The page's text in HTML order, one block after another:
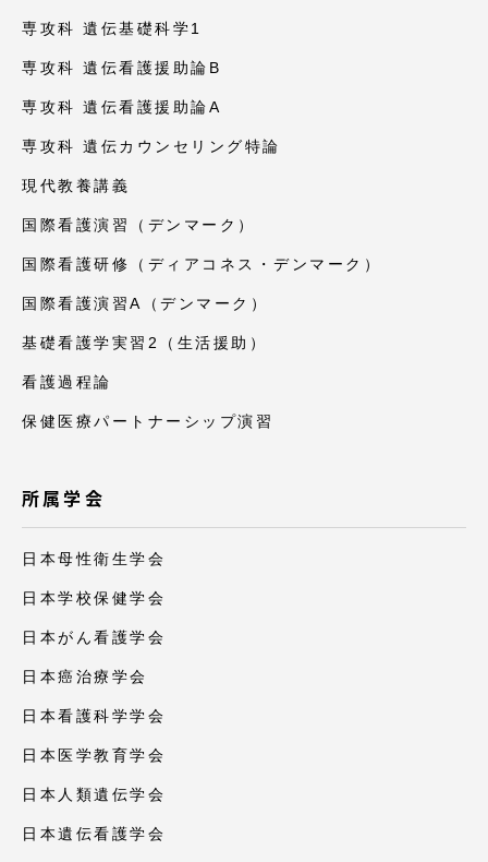
専攻科 遺伝基礎科学1
専攻科 遺伝看護援助論B
専攻科 遺伝看護援助論A
専攻科 遺伝カウンセリング特論
現代教養講義
国際看護演習（デンマーク）
国際看護研修（ディアコネス・デンマーク）
国際看護演習A（デンマーク）
基礎看護学実習2（生活援助）
看護過程論
保健医療パートナーシップ演習
所属学会
日本母性衛生学会
日本学校保健学会
日本がん看護学会
日本癌治療学会
日本看護科学学会
日本医学教育学会
日本人類遺伝学会
日本遺伝看護学会